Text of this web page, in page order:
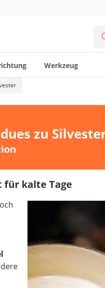
Werkzeug
zu
für kalte Tage